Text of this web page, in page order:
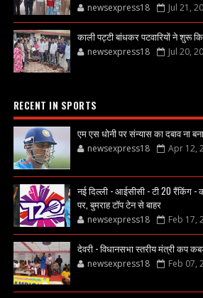
newsexpress18 Jul 21,
काली पट्टी बांधकर पटवारियों ने शुरू
newsexpress18 Jul 20,
RECENT IN SPORTS
एम एस धोनी पर संन्यास का दबाव ना
newsexpress18 Apr 12,
नई दिल्ली - आईसीसी - टी 20 रैंकिंग -
पर, बुमराह टॉप टेन से बाहर
newsexpress18 Feb 17,
देवरी - विधानसभा स्तरीय मंत्री कप
newsexpress18 Feb 07,